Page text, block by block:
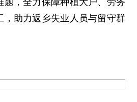
题，全力保障种植大户、劳务
，助力返乡失业人员与留守群